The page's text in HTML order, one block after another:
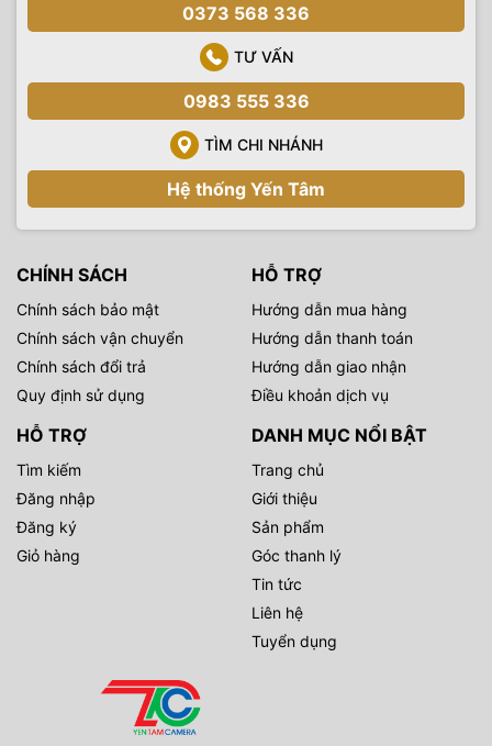
0373 568 336
TƯ VẤN
0983 555 336
TÌM CHI NHÁNH
Hệ thống Yến Tâm
CHÍNH SÁCH
Chính sách bảo mật
Chính sách vận chuyển
Chính sách đổi trả
Quy định sử dụng
HỖ TRỢ
Hướng dẫn mua hàng
Hướng dẫn thanh toán
Hướng dẫn giao nhận
Điều khoản dịch vụ
HỖ TRỢ
Tìm kiếm
Đăng nhập
Đăng ký
Giỏ hàng
DANH MỤC NỔI BẬT
Trang chủ
Giới thiệu
Sản phẩm
Góc thanh lý
Tin tức
Liên hệ
Tuyển dụng